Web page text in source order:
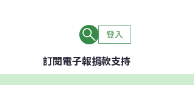
登入
訂閱電子報捐款支持